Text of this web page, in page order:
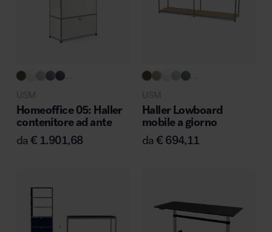
Area riunione e convegni
Area lounge e attesa
...
USM
Homeoffice 05: Haller
contenitore ad ante
da€ 1.901,68
USM
Haller Lowboard
mobile a giorno
da€ 694,11